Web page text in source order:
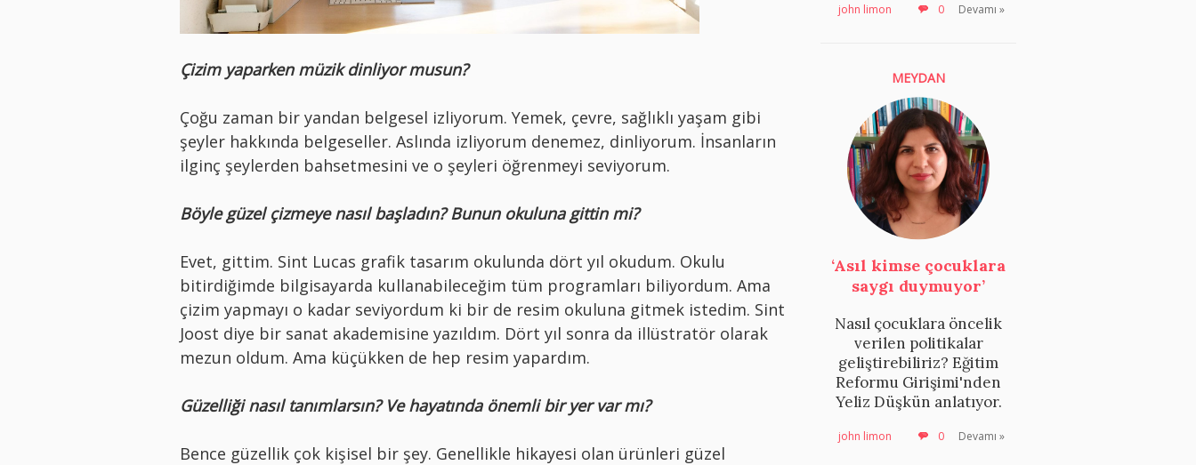
Çizim yaparken müzik dinliyor musun?
Çoğu zaman bir yandan belgesel izliyorum. Yemek, çevre, sağlıklı yaşam gibi
şeyler hakkında belgeseller. Aslında izliyorum denemez, dinliyorum. İnsanların
ilginç şeylerden bahsetmesini ve o şeyleri öğrenmeyi seviyorum.
Böyle güzel çizmeye nasıl başladın? Bunun okuluna gittin mi?
Evet, gittim. Sint Lucas grafik tasarım okulunda dört yıl okudum. Okulu
bitirdiğimde bilgisayarda kullanabileceğim tüm programları biliyordum. Ama
çizim yapmayı o kadar seviyordum ki bir de resim okuluna gitmek istedim. Sint
Joost diye bir sanat akademisine yazıldım. Dört yıl sonra da illüstratör olarak
mezun oldum. Ama küçükken de hep resim yapardım.
Güzelliği nasıl tanımlarsın? Ve hayatında önemli bir yer var mı?
Bence güzellik çok kişisel bir şey. Genellikle hikayesi olan ürünleri güzel
john limon 0 Devamı »
MEYDAN
‘Asıl kimse çocuklara
saygı duymuyor’
Nasıl çocuklara öncelik
verilen politikalar
geliştirebiliriz? Eğitim
Reformu Girişimi'nden
Yeliz Düşkün anlatıyor.
john limon 0 Devamı »